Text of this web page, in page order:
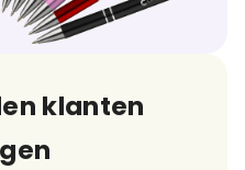
klanten